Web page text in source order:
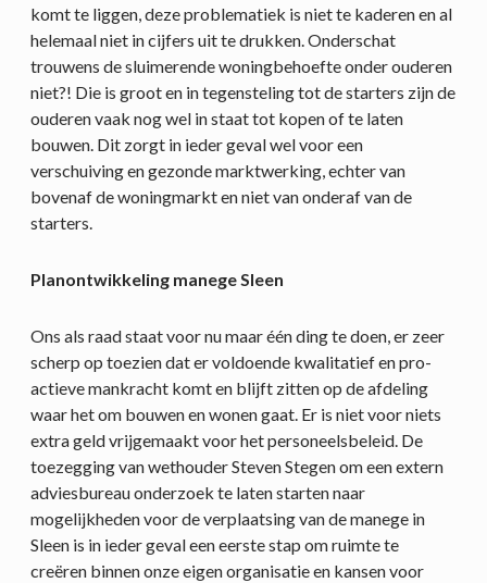
komt te liggen, deze problematiek is niet te kaderen en al
helemaal niet in cijfers uit te drukken. Onderschat
trouwens de sluimerende woningbehoefte onder ouderen
niet?! Die is groot en in tegensteling tot de starters zijn de
ouderen vaak nog wel in staat tot kopen of te laten
bouwen. Dit zorgt in ieder geval wel voor een
verschuiving en gezonde marktwerking, echter van
bovenaf de woningmarkt en niet van onderaf van de
starters.
Planontwikkeling manege Sleen
Ons als raad staat voor nu maar één ding te doen, er zeer
scherp op toezien dat er voldoende kwalitatief en pro-
actieve mankracht komt en blijft zitten op de afdeling
waar het om bouwen en wonen gaat. Er is niet voor niets
extra geld vrijgemaakt voor het personeelsbeleid. De
toezegging van wethouder Steven Stegen om een extern
adviesbureau onderzoek te laten starten naar
mogelijkheden voor de verplaatsing van de manege in
Sleen is in ieder geval een eerste stap om ruimte te
creëren binnen onze eigen organisatie en kansen voor